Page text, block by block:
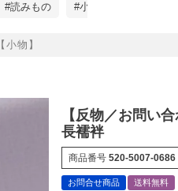
【小物】
#読みもの #小柄な方に
【反物／お問い
長襦袢
商品番号 520-5007-0686
お問合せ商品 送料無料